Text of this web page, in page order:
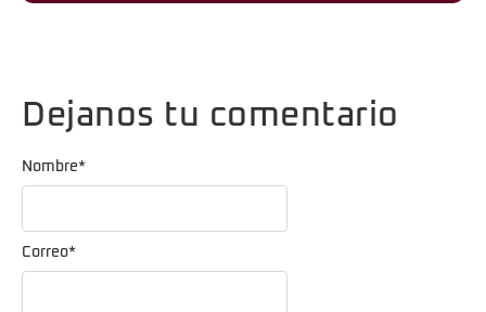
Dejanos tu comentario
Nombre*
Correo*